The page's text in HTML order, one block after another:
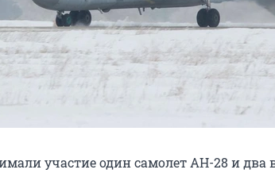
участие один самолет АН-28 и два